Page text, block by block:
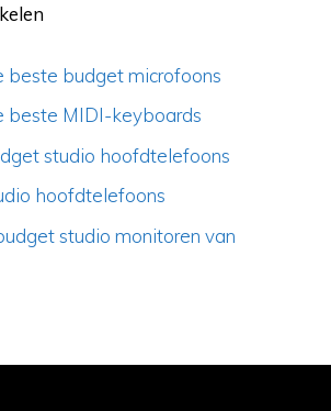
beste budget microfoons
beste MIDI-keyboards
studio hoofdtelefoons
hoofdtelefoons
studio monitoren van